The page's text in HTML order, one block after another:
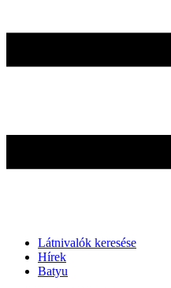
Látnivalók keresése
Hírek
Batyu